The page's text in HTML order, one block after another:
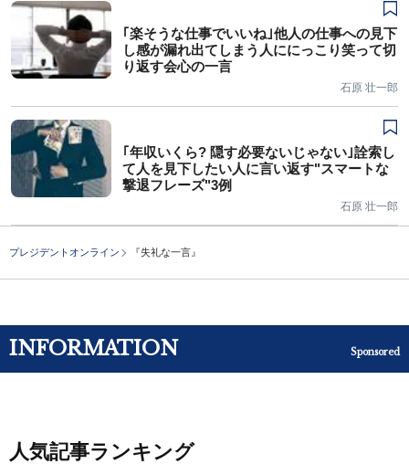
｢楽そうな仕事でいいね｣他人の仕事への見下
し感が漏れ出てしまう人ににっこり笑って切
り返す会心の一言
石原 壮一郎
｢年収いくら? 隠す必要ないじゃない｣詮索し
て人を見下したい人に言い返す"スマートな
撃退フレーズ"3例
石原 壮一郎
プレジデントオンライン 『失礼な一言』
INFORMATION Sponsored
人気記事ランキング